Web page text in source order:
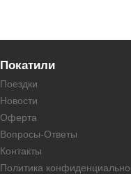
Покатили
Поездки
Новости
Оферта
Вопросы-Ответы
Контакты
Политика